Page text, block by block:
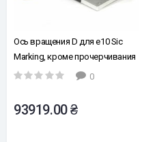
Ось вращения D для e10 Sic
Marking, кроме прочерчивания
0
93919.00 ₴